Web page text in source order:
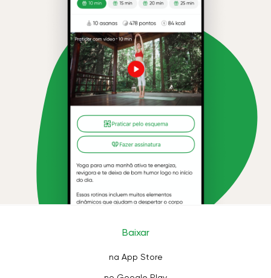
Baixar
na App Store